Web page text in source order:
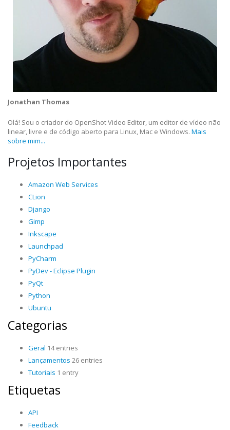
Jonathan Thomas
Olá! Sou o criador do OpenShot Video Editor, um editor de vídeo não
linear, livre e de código aberto para Linux, Mac e Windows. Mais
sobre mim...
Projetos Importantes
Amazon Web Services
CLion
Django
Gimp
Inkscape
Launchpad
PyCharm
PyDev - Eclipse Plugin
PyQt
Python
Ubuntu
Categorias
Geral 14 entries
Lançamentos 26 entries
Tutoriais 1 entry
Etiquetas
API
Feedback